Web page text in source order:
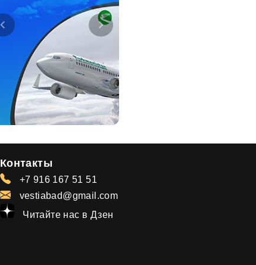
Контакты
+7 916 167 51 51
vestiabad@gmail.com
Читайте нас в Дзен